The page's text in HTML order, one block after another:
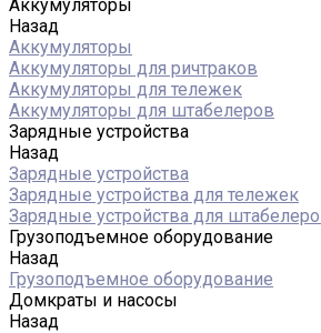
Аккумуляторы
Назад
Аккумуляторы
Аккумуляторы для ричтраков
Аккумуляторы для тележек
Аккумуляторы для штабелеров
Зарядные устройства
Назад
Зарядные устройства
Зарядные устройства для тележек
Зарядные устройства для
Грузоподъемное оборудование
Назад
Грузоподъемное оборудование
Домкраты и насосы
Назад